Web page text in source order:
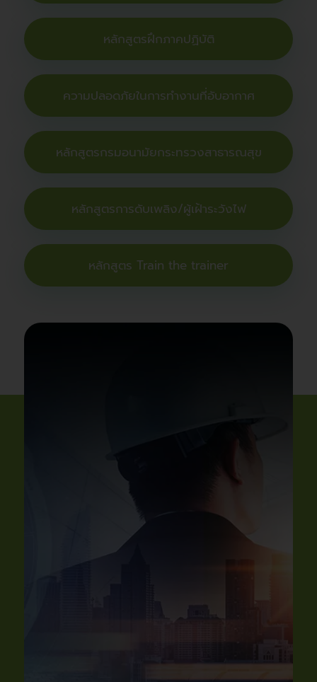
หลักสูตรฝึกภาคปฏิบัติ
ความปลอดภัยในการทำงานที่อับอากาศ
หลักสูตรกรมอนามัยกระทรวงสาธารณสุข
หลักสูตรการดับเพลิง/ผู้เฝ้าระวังไฟ
หลักสูตร Train the trainer